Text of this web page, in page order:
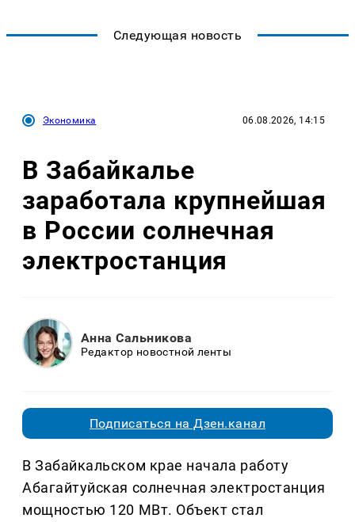
Следующая новость
Экономика 06.08.2026, 14:15
В Забайкалье
заработала крупнейшая
в России солнечная
электростанция
Анна Сальникова
Редактор новостной ленты
Подписаться на Дзен.канал
В Забайкальском крае начала работу
Абагайтуйская солнечная электростанция
мощностью 120 МВт. Объект стал